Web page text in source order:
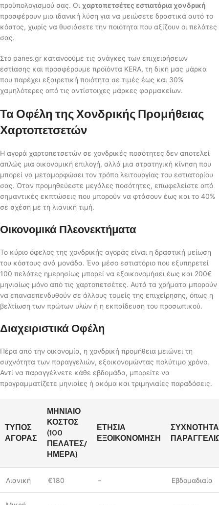
προϋπολογισμού σας. Οι χαρτοπετσέτες εστιατόρια χονδρική
προσφέρουν μια ιδανική λύση για να μειώσετε δραστικά αυτό το
κόστος, χωρίς να θυσιάσετε την ποιότητα που αξίζουν οι πελάτες
σας.
Στο panes.gr κατανοούμε τις ανάγκες των επιχειρήσεων
εστίασης και προσφέρουμε προϊόντα KERA, τη δική μας μάρκα
που παρέχει εξαιρετική ποιότητα σε τιμές έως και 30%
χαμηλότερες από τις αντίστοιχες μάρκες φαρμακείων.
Τα Οφέλη της Χονδρικής Προμήθειας
Χαρτοπετσετών
Η αγορά χαρτοπετσετών σε χονδρικές ποσότητες δεν αποτελεί
απλώς μια οικονομική επιλογή, αλλά μια στρατηγική κίνηση που
μπορεί να μεταμορφώσει τον τρόπο λειτουργίας του εστιατορίου
σας. Όταν προμηθεύεστε μεγάλες ποσότητες, επωφελείστε από
σημαντικές εκπτώσεις που μπορούν να φτάσουν έως και το 40%
σε σχέση με τη λιανική τιμή.
Οικονομικά Πλεονεκτήματα
Το κύριο όφελος της χονδρικής αγοράς είναι η δραστική μείωση
του κόστους ανά μονάδα. Ένα μέσο εστιατόριο που εξυπηρετεί
100 πελάτες ημερησίως μπορεί να εξοικονομήσει έως και 200€
μηνιαίως μόνο από τις χαρτοπετσέτες. Αυτά τα χρήματα μπορούν
να επαναεπενδυθούν σε άλλους τομείς της επιχείρησης, όπως η
βελτίωση των πρώτων υλών ή η εκπαίδευση του προσωπικού.
Διαχειριστικά Οφέλη
Πέρα από την οικονομία, η χονδρική προμήθεια μειώνει τη
συχνότητα των παραγγελιών, εξοικονομώντας πολύτιμο χρόνο.
Αντί να παραγγέλνετε κάθε εβδομάδα, μπορείτε να
προγραμματίζετε μηνιαίες ή ακόμα και τριμηνιαίες παραδόσεις.
ΤΎΠΟΣ
ΑΓΟΡΆΣ
ΜΗΝΙΑΊΟ
ΚΌΣΤΟΣ
(100
ΠΕΛΆΤΕΣ/
ΗΜΈΡΑ)
ΕΤΉΣΙΑ
ΕΞΟΙΚΟΝΌΜΗΣΗ
ΣΥΧΝΌΤΗΤΑ
Λιανική €180 – Εβδομαδιαία